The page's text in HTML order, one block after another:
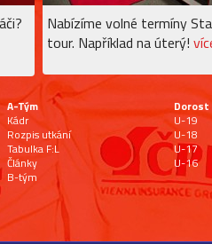
Nabízíme volné termíny
tour. Například na úterý!
A-Tým
Kádr
Rozpis utkání
Tabulka F:L
Články
B-tým
Dorost
U-19
U-18
U-17
U-16